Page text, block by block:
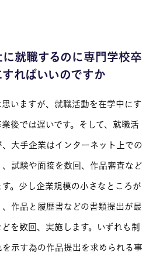
に就職するのに専門学校卒
ればいいのですか
いますが、就職活動を在学中にす
後では遅いです。そして、就職活
大手企業はインターネット上での
試験や面接を数回、作品審査など
。少し企業規模の小さなところが
作品と履歴書などの書類提出が最
を数回、実施します。いずれも制
示す為の作品提出を求められる事